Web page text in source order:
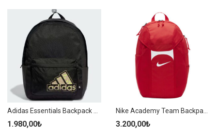
1.980,00₺ 3.200,00₺